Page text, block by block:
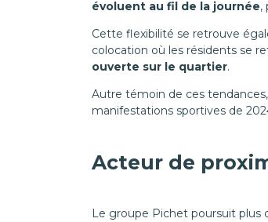
évoluent au fil de la journée,
Cette flexibilité se retrouve
colocation où les résidents se
ouverte sur le quartier.
Autre témoin de ces
manifestations sportives de
Acteur de
Le groupe Pichet poursuit plus